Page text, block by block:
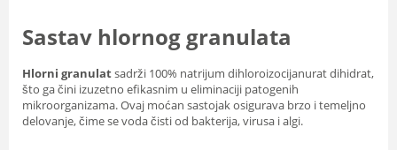
Sastav hlornog granulata
Hlorni granulatsadrži 100% natrijum dihloroizocijanurat dihidrat,
što ga čini izuzetno efikasnim u eliminaciji patogenih
mikroorganizama. Ovaj moćan sastojak osigurava brzo i temeljno
delovanje, čime se voda čisti od bakterija, virusa i algi.